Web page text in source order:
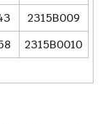
2315B009
2315B0010